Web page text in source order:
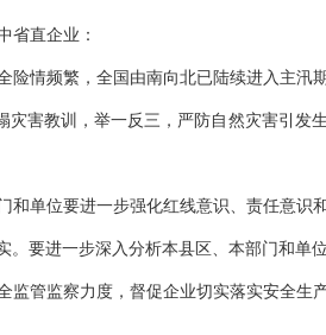
省直企业：
频繁，全国由南向北已陆续进入主汛
灾害教训，举一反三，严防自然灾害引
和单位要进一步强化红线意识、责任意
。要进一步深入分析本县区、本部门和
监管监察力度，督促企业切实落实安全